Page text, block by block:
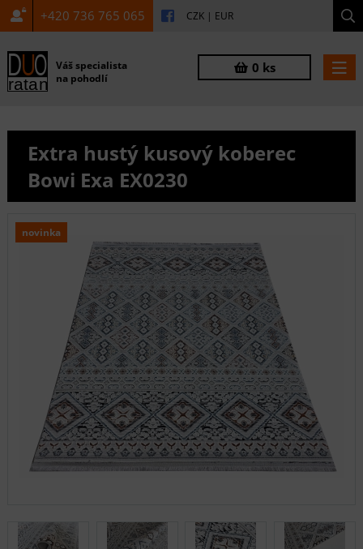
+420 736 765 065 CZK | EUR
Váš specialista
na pohodlí
0 ks
Extra hustý kusový koberec
Bowi Exa EX0230
novinka